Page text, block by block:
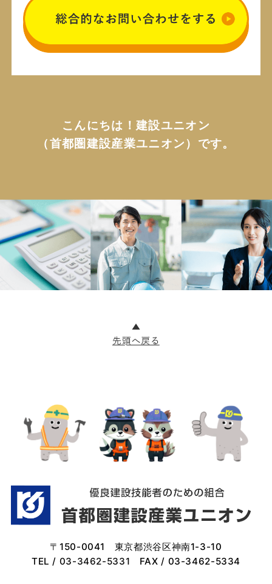
こんにちは！建設ユニオン
（首都圏建設産業ユニオン）です。
〒150-0041 東京都渋谷区神南1-3-10
TEL / 03-3462-5331 FAX / 03-3462-5334